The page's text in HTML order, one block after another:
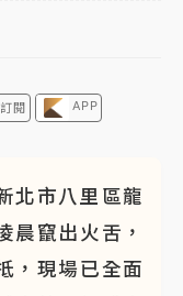
訂閱 APP
北市八里區龍
晨竄出火舌，
，現場已全面